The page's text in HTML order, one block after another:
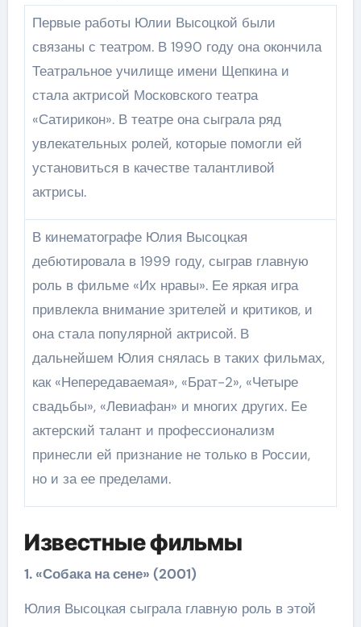
Первые работы Юлии Высоцкой были
связаны с театром. В 1990 году она окончила
Театральное училище имени Щепкина и
стала актрисой Московского театра
«Сатирикон». В театре она сыграла ряд
увлекательных ролей, которые помогли ей
установиться в качестве талантливой
актрисы.
В кинематографе Юлия Высоцкая
дебютировала в 1999 году, сыграв главную
роль в фильме «Их нравы». Ее яркая игра
привлекла внимание зрителей и критиков, и
она стала популярной актрисой. В
дальнейшем Юлия снялась в таких фильмах,
как «Непередаваемая», «Брат-2», «Четыре
свадьбы», «Левиафан» и многих других. Ее
актерский талант и профессионализм
принесли ей признание не только в России,
но и за ее пределами.
Известные фильмы
1. «Собака на сене» (2001)
Юлия Высоцкая сыграла главную роль в этой